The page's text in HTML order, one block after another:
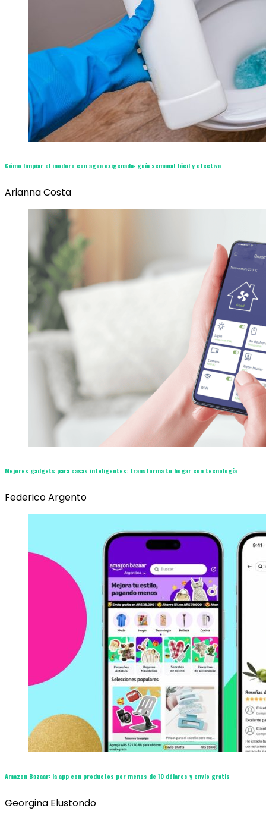
Cómo limpiar el inodoro con agua oxigenada: guía semanal fácil y efectiva
Arianna Costa
Mejores gadgets para casas inteligentes: transforma tu hogar con tecnología
Federico Argento
Amazon Bazaar: la app con productos por menos de 10 dólares y envío gratis
Georgina Elustondo